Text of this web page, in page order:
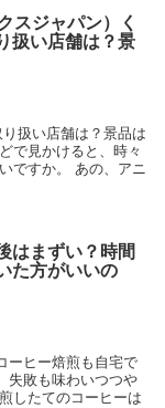
スジャパン）く
扱い店舗は？景
扱い店舗は？景品は
で見かけると、時々
ですか。 あの、アニ
はまずい？時間
た方がいいの
ーヒー焙煎も自宅で
失敗も味わいつつや
したてのコーヒーは